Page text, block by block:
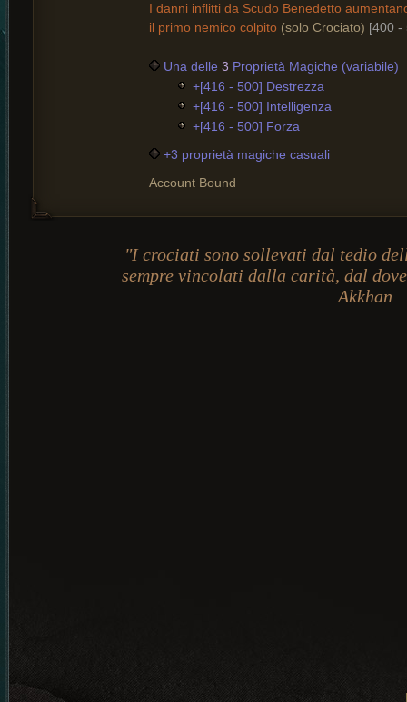
I danni inflitti da Scudo Benedetto
il primo nemico colpito (solo Crociato) [400 -
Una delle 3 Proprietà Magiche (variabile)
+[416 - 500] Destrezza
+[416 - 500] Intelligenza
+[416 - 500] Forza
+3 proprietà magiche casuali
Account Bound
"I crociati sono sollevati dal tedio
sempre vincolati dalla carità, dal
Akkhan